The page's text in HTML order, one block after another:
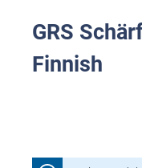
GRS
Finnish